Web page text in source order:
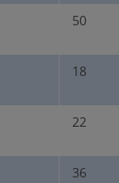
50
18
22
36